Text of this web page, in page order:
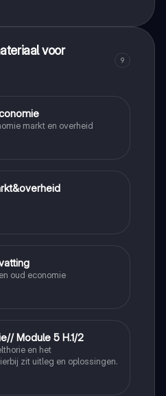
voor
9
markt en overheid
oud economie
Module 5 H.1/2
en het
zit uitleg en oplossingen.